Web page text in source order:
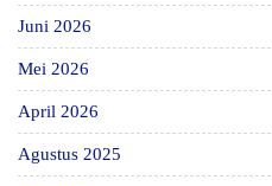
Juni 2026
Mei 2026
April 2026
Agustus 2025